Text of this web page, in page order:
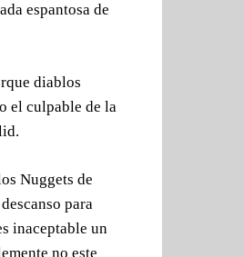
espantosa de
diablos
el culpable de la
Nuggets de
para
inaceptable un
no este